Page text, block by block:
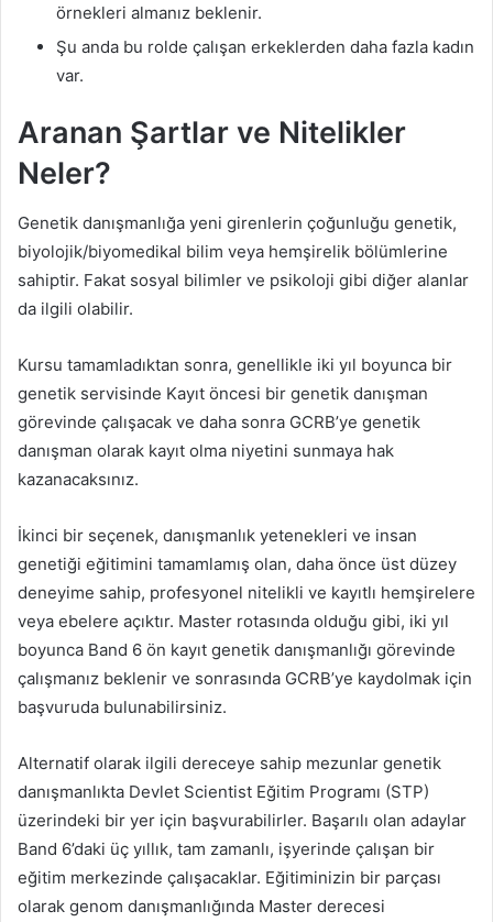
örnekleri almanız beklenir.
Şu anda bu rolde çalışan erkeklerden daha fazla kadın
var.
Aranan Şartlar ve Nitelikler
Neler?
Genetik danışmanlığa yeni girenlerin çoğunluğu genetik,
biyolojik/biyomedikal bilim veya hemşirelik bölümlerine
sahiptir. Fakat sosyal bilimler ve psikoloji gibi diğer alanlar
da ilgili olabilir.
Kursu tamamladıktan sonra, genellikle iki yıl boyunca bir
genetik servisinde Kayıt öncesi bir genetik danışman
görevinde çalışacak ve daha sonra GCRB’ye genetik
danışman olarak kayıt olma niyetini sunmaya hak
kazanacaksınız.
İkinci bir seçenek, danışmanlık yetenekleri ve insan
genetiği eğitimini tamamlamış olan, daha önce üst düzey
deneyime sahip, profesyonel nitelikli ve kayıtlı hemşirelere
veya ebelere açıktır. Master rotasında olduğu gibi, iki yıl
boyunca Band 6 ön kayıt genetik danışmanlığı görevinde
çalışmanız beklenir ve sonrasında GCRB’ye kaydolmak için
başvuruda bulunabilirsiniz.
Alternatif olarak ilgili dereceye sahip mezunlar genetik
danışmanlıkta Devlet Scientist Eğitim Programı (STP)
üzerindeki bir yer için başvurabilirler. Başarılı olan adaylar
Band 6’daki üç yıllık, tam zamanlı, işyerinde çalışan bir
eğitim merkezinde çalışacaklar. Eğitiminizin bir parçası
olarak genom danışmanlığında Master derecesi